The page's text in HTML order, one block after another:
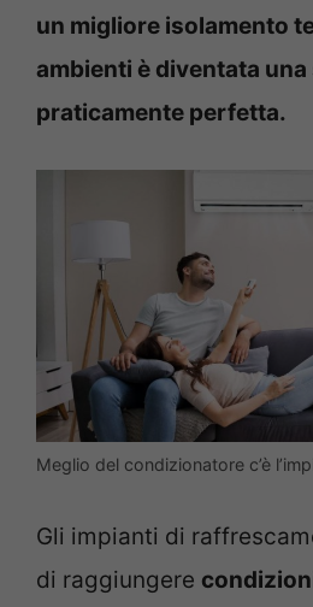
un migliore isolamento
ambienti è diventata
praticamente perfetta.
Meglio del condizionatore c’è
Gli impianti di
di raggiungere